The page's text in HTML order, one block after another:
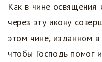
Как в чине
через эту икону
этом чине, изданном
чтобы Господь помог